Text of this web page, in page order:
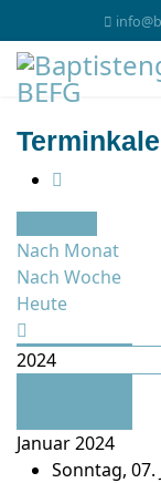
Nach Monat
Nach Woche
Heute
2024
Januar 2024
Sonntag, 07.